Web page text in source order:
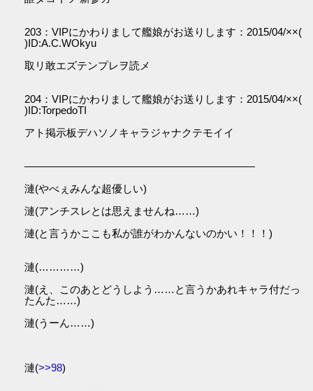
203：VIPにかわりまして艦娘がお送りします：2015/04/××(
)ID:A.C.WOkyu
取リ敢エズテンプレヲ読メ
204：VIPにかわりまして艦娘がお送りします：2015/04/××(
)ID:TorpedoTI
アト掲示板デハソノキャラジャナクテモイイ
――――――――――――――――――――――
漣(やべぇみんな超優しい)
漣(アンチスレとは思えませんね……)
漣(と言うかここも私が誰がわかんないのかい！！！)
漣(…………)
漣(え、このあとどうしよう……と言うかあれキャラ付だっ
たんた……)
漣(うーん……)
漣(>>98)